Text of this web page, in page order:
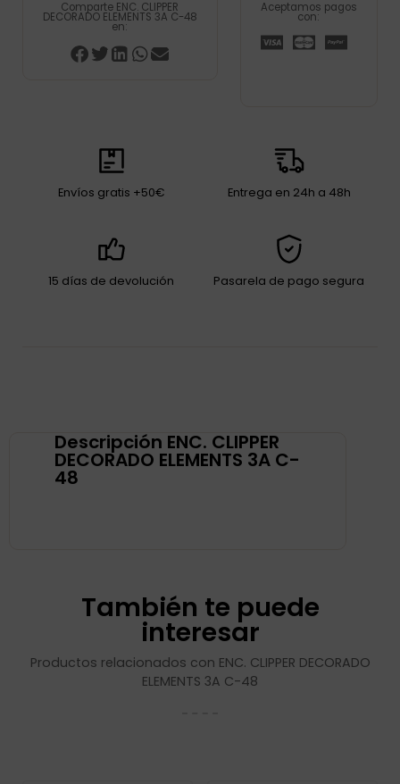
Comparte ENC. CLIPPER
DECORADO ELEMENTS 3A C-48
en:
Aceptamos pagos
con:
Envíos gratis +50€ Entrega en 24h a 48h
15 días de devolución Pasarela de pago segura
Descripción ENC. CLIPPER
DECORADO ELEMENTS 3A C-
48
También te puede
interesar
Productos relacionados con ENC. CLIPPER DECORADO
ELEMENTS 3A C-48